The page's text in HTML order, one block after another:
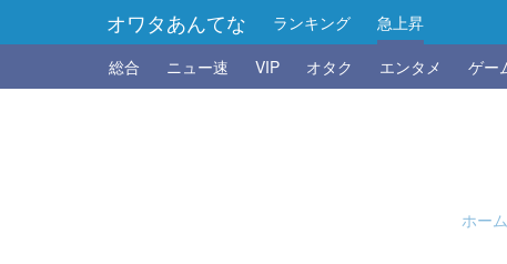
オワタあんてな ランキング
急上昇
総合
ニュー速 VIP オタク エンタメ ゲー
ホーム